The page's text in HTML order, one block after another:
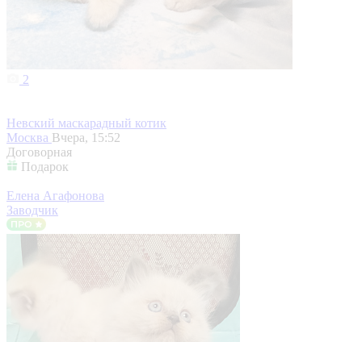
2
Невский маскарадный котик
Москва Вчера, 15:52
Договорная
Подарок
Елена Агафонова
Заводчик